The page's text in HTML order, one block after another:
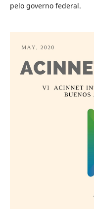
pelo governo federal.